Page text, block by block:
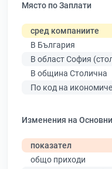
Място по Заплати
сред компаниите
В България
В област София
В община Столична
По код на
Изменения на
показател
общо приходи